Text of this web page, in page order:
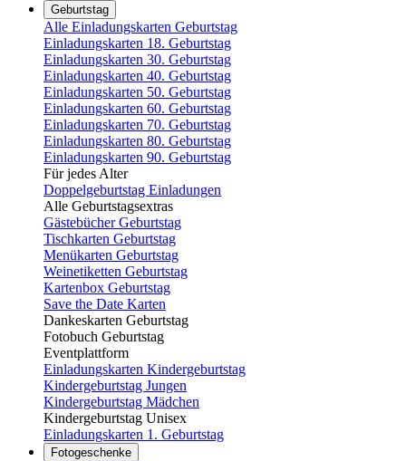
Geburtstag
Alle Einladungskarten Geburtstag
Einladungskarten 18. Geburtstag
Einladungskarten 30. Geburtstag
Einladungskarten 40. Geburtstag
Einladungskarten 50. Geburtstag
Einladungskarten 60. Geburtstag
Einladungskarten 70. Geburtstag
Einladungskarten 80. Geburtstag
Einladungskarten 90. Geburtstag
Für jedes Alter
Doppelgeburtstag Einladungen
Alle Geburtstagsextras
Gästebücher Geburtstag
Tischkarten Geburtstag
Menükarten Geburtstag
Weinetiketten Geburtstag
Kartenbox Geburtstag
Save the Date Karten
Dankeskarten Geburtstag
Fotobuch Geburtstag
Eventplattform
Einladungskarten Kindergeburtstag
Kindergeburtstag Jungen
Kindergeburtstag Mädchen
Kindergeburtstag Unisex
Einladungskarten 1. Geburtstag
Fotogeschenke